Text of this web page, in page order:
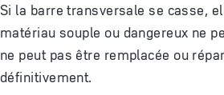
Si la barre transversale se casse,
matériau souple ou dangereux ne
ne peut pas être remplacée ou
définitivement.